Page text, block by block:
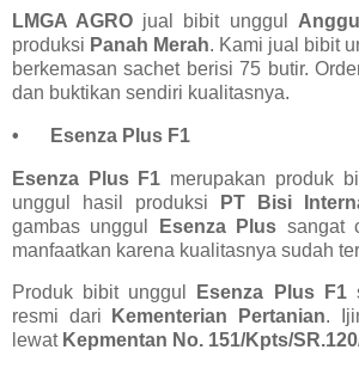
LMGA AGRO jual bibit unggul
produksi Panah Merah. Kami jual bibit
berkemasan sachet berisi 75 butir.
dan buktikan sendiri kualitasnya.
• Esenza Plus F1
Esenza Plus F1 merupakan produk
unggul hasil produksi
PT Bisi
gambas unggul
Esenza Plus sangat
manfaatkan karena kualitasnya sudah
Produk bibit unggul Esenza Plus F1
resmi dari
Kementerian Pertanian.
lewat Kepmentan No. 151/Kpts/